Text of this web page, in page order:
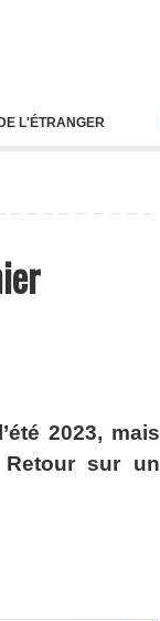
L'ÉTRANGER
2023, mais
sur un